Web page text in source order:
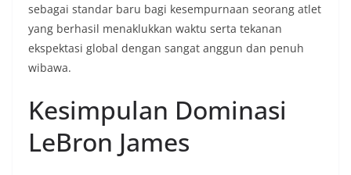
sebagai standar baru bagi kesempurnaan seorang atlet
yang berhasil menaklukkan waktu serta tekanan
ekspektasi global dengan sangat anggun dan penuh
wibawa.
Kesimpulan Dominasi
LeBron James